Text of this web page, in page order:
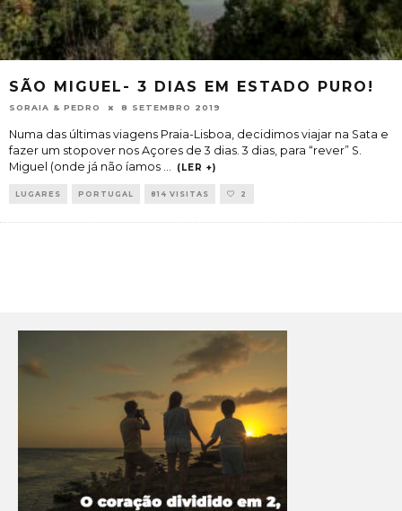
SÃO MIGUEL- 3 DIAS EM ESTADO PURO!
SORAIA & PEDRO 8 SETEMBRO 2019
Numa das últimas viagens Praia-Lisboa, decidimos viajar na Sata e
fazer um stopover nos Açores de 3 dias. 3 dias, para “rever” S.
Miguel (onde já não íamos ... (LER +)
LUGARES PORTUGAL 814 VISITAS 2